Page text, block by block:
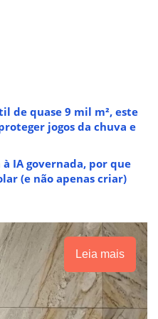
de quase 9 mil m², este
jogos da chuva e
à IA governada, por que
(e não apenas criar)
Leia mais